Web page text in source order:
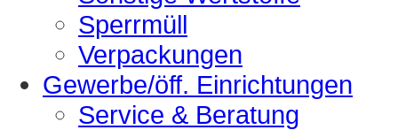
Sperrmüll
Verpackungen
Gewerbe/öff. Einrichtungen
Service & Beratung